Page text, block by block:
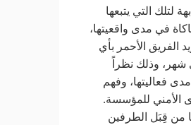
لتلك التي يتبعها
في مدى واقعيتها،
الفريق الأحمر بأي
شهر، وذلك نظراً
فعاليتها، وفهم
الأمني للمؤسسة.
من قِبَل الطرفين